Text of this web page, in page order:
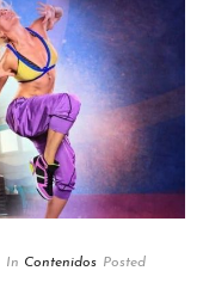
In Contenidos Posted